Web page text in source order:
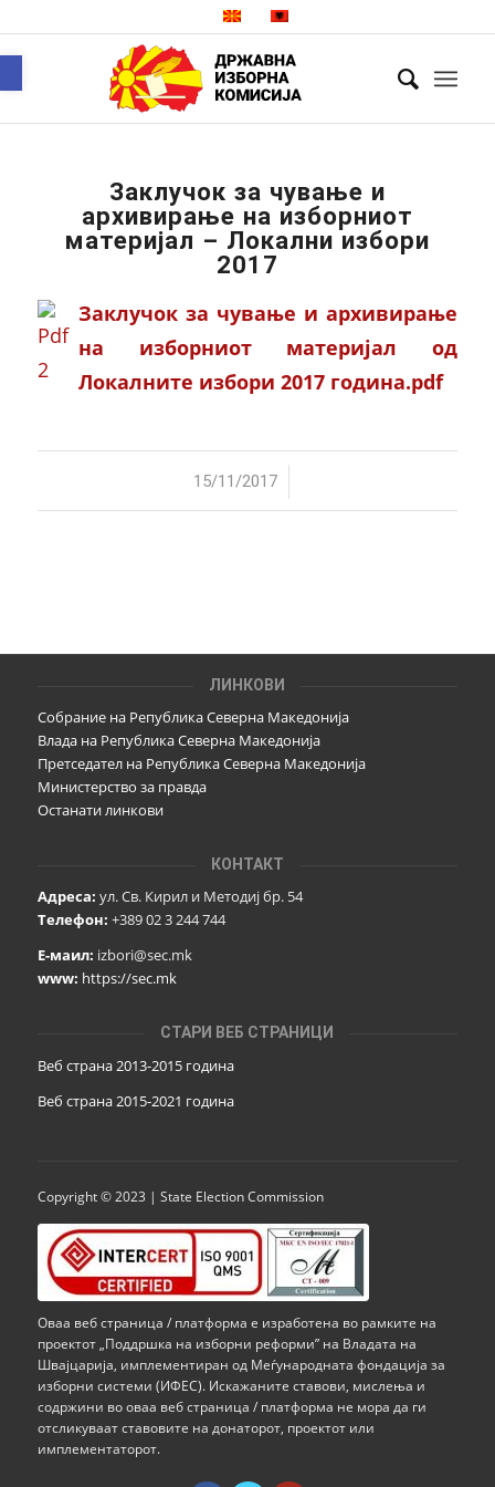
Заклучок за чување и
архивирање на изборниот
материјал – Локални избори
2017
Заклучок за чување и архивирање
на изборниот материјал од
Локалните избори 2017 година.pdf
15/11/2017
/
ЛИНКОВИ
Собрание на Република Северна Македонија
Влада на Република Северна Македонија
Претседател на Република Северна Македонија
Министерство за правда
Останати линкови
КОНТАКТ
Адреса: ул. Св. Кирил и Методиј бр. 54
Телефон: +389 02 3 244 744
Е-маил: izbori@sec.mk
www: https://sec.mk
СТАРИ ВЕБ СТРАНИЦИ
Веб страна 2013-2015 година
Веб страна 2015-2021 година
Copyright © 2023 | State Election Commission
Оваа веб страница / платформа е изработена во рамките на
проектот „Поддршка на изборни реформи” на Владата на
Швајцарија, имплементиран од Меѓународната фондација за
изборни системи (ИФЕС). Искажаните ставови, мислења и
содржини во оваа веб страница / платформа не мора да ги
отсликуваат ставовите на донаторот, проектот или
имплементаторот.
Open toolbar